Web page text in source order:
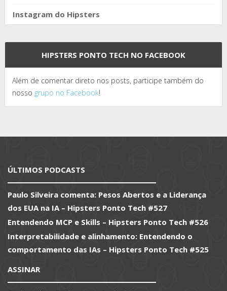
Instagram do Hipsters
HIPSTERS PONTO TECH NO FACEBOOK
Além de comentar direto nos posts, participe também do
nosso grupo no Facebook!
ÚLTIMOS PODCASTS
Paulo Silveira comenta: Pesos Abertos e a Liderança
dos EUA na IA – Hipsters Ponto Tech #527
Entendendo MCP e Skills – Hipsters Ponto Tech #526
Interpretabilidade e alinhamento: Entendendo o
comportamento das IAs – Hipsters Ponto Tech #525
ASSINAR